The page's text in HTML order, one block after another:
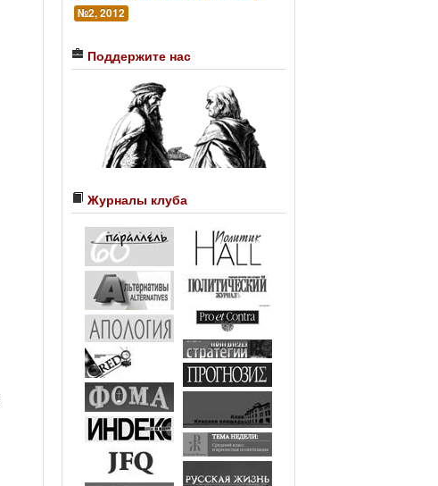
№2, 2012
Поддержите нас
Журналы клуба